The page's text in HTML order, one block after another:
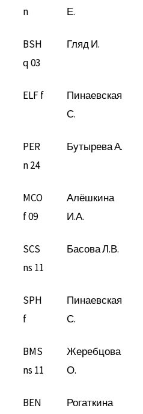
n
Е.
BSH
q 03
Гляд И.
ELF f
Пинаевская
С.
PER
n 24
Бутырева А.
MCO
f 09
Алёшкина
И.А.
SCS
ns 11
Басова Л.В.
SPH
f
Пинаевская
С.
BMS
ns 11
Жеребцова
О.
BEN
Рогаткина